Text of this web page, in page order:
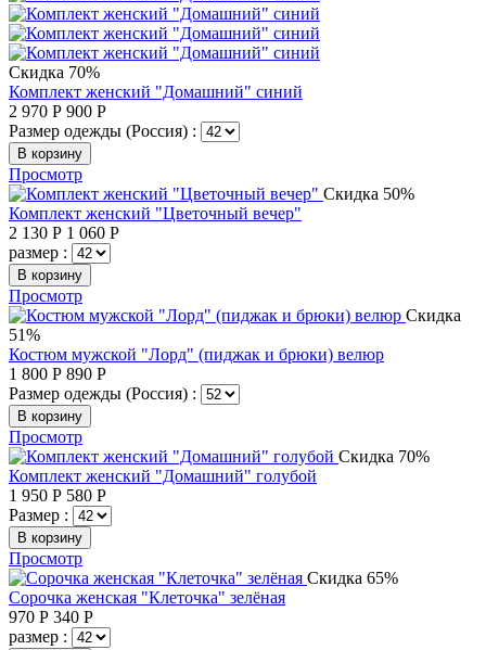
Скидка 70%
Комплект женский "Домашний" синий
2 970 Р 900 Р
Размер одежды (Россия) :
В корзину
Просмотр
Скидка 50%
Комплект женский "Цветочный вечер"
2 130 Р 1 060 Р
размер :
В корзину
Просмотр
Скидка
51%
Костюм мужской "Лорд" (пиджак и брюки) велюр
1 800 Р 890 Р
Размер одежды (Россия) :
В корзину
Просмотр
Скидка 70%
Комплект женский "Домашний" голубой
1 950 Р 580 Р
Размер :
В корзину
Просмотр
Скидка 65%
Сорочка женская "Клеточка" зелёная
970 Р 340 Р
размер :